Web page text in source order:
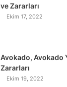
ve Zararları
Ekim 17, 2022
Avokado, Avokado
Zararları
Ekim 19, 2022